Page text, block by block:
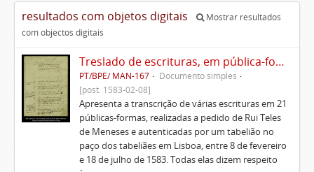
resultados com objetos digitais
Mostrar resultados
com objectos digitais
Treslado de escrituras, em pública-forma, de Rui Teles de Meneses
PT/BPE/ MAN-167
Documento simples
[post. 1583-02-08]
Apresenta a transcrição de várias escrituras em 21
públicas-formas, realizadas a pedido de Rui Teles
de Meneses e autenticadas por um tabelião no
paço dos tabeliães em Lisboa, entre 8 de fevereiro
e 18 de julho de 1583. Todas elas dizem respeito